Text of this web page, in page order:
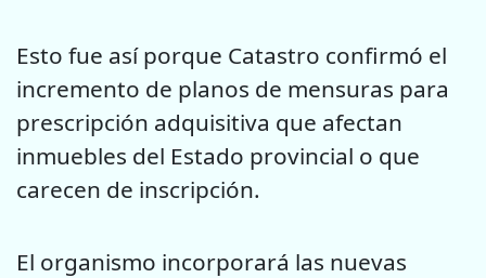
Esto fue así porque Catastro confirmó el
incremento de planos de mensuras para
prescripción adquisitiva que afectan
inmuebles del Estado provincial o que
carecen de inscripción.
El organismo incorporará las nuevas